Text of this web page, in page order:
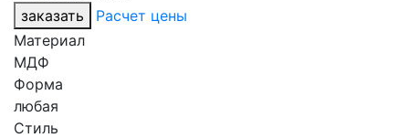
заказать
Расчет цены
Материал
МДФ
Форма
любая
Стиль